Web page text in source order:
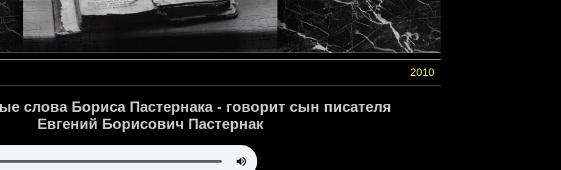
2010
слова Бориса Пастернака - говорит сын писателя
Евгений Борисович Пастернак